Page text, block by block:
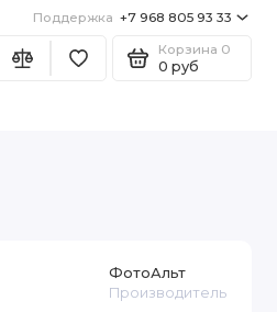
Поддержка +7 968 805 93 33
Корзина 0
0 руб
ФотоАльт
Производитель